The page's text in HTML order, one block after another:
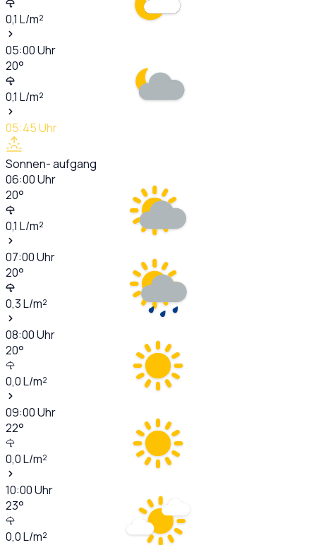
0,1 L/m²
05:00Uhr
20°
0,1 L/m²
05:45Uhr
Sonnen- aufgang
06:00Uhr
20°
0,1 L/m²
07:00Uhr
20°
0,3L/m²
08:00Uhr
20°
0,0L/m²
09:00Uhr
22°
0,0L/m²
10:00Uhr
23°
0,0L/m²